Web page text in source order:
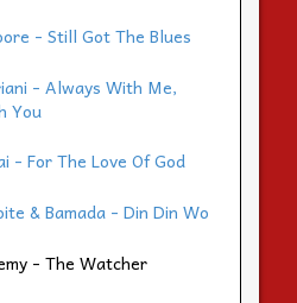
- Still Got The Blues
- Always With Me,
You
- For The Love Of God
& Bamada - Din Din Wo
- The Watcher